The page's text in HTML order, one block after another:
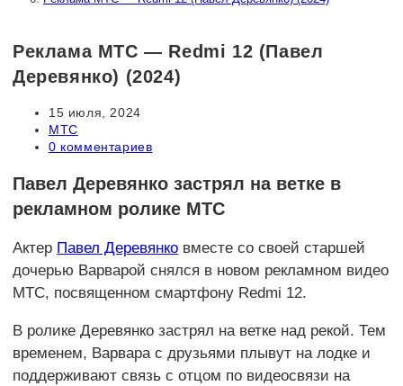
Реклама МТС — Redmi 12 (Павел
Деревянко) (2024)
Запись
опубликована:
15 июля, 2024
Рубрика
записи:
МТС
Комментарии
записи:
0 комментариев
Павел Деревянко застрял на ветке в
рекламном ролике МТС
Актер Павел Деревянко вместе со своей старшей
дочерью Варварой снялся в новом рекламном видео
МТС, посвященном смартфону Redmi 12.
В ролике Деревянко застрял на ветке над рекой. Тем
временем, Варвара с друзьями плывут на лодке и
поддерживают связь с отцом по видеосвязи на